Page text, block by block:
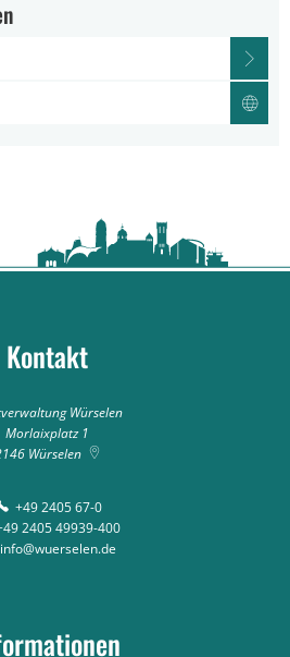
Kontakt
Würselen
Morlaixplatz 1
Würselen
+49 2405 67-0
2405 49939-400
info@wuerselen.de